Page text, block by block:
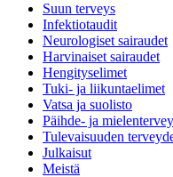
Suun terveys
Infektiotaudit
Neurologiset sairaudet
Harvinaiset sairaudet
Hengityselimet
Tuki- ja liikuntaelimet
Vatsa ja suolisto
Päihde- ja
Tulevaisuuden
Julkaisut
Meistä